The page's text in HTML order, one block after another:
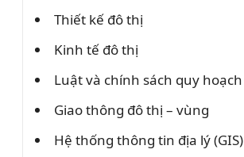
Thiết kế đô thị
Kinh tế đô thị
Luật và chính sách quy hoạch
Giao thông đô thị – vùng
Hệ thống thông tin địa lý (GIS)